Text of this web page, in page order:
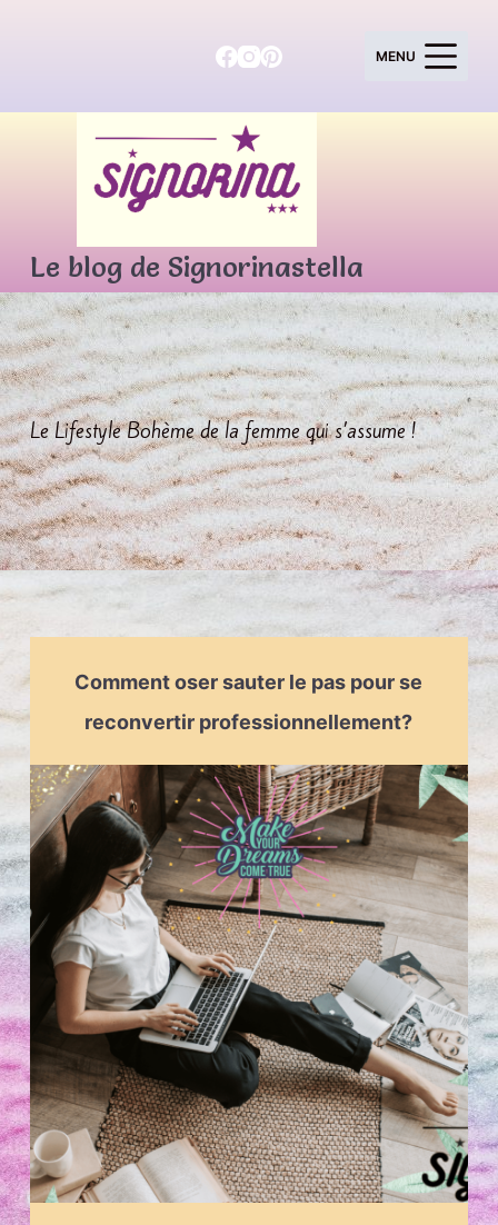
e
n
u
MENU
Le blog de Signorinastella
Le Lifestyle Bohème de la femme qui s’assume !
Comment oser sauter le pas pour se
reconvertir professionnellement?